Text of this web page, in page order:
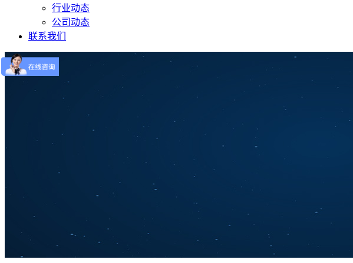
行业动态
公司动态
联系我们